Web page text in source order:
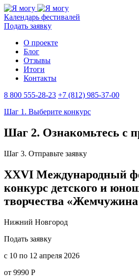
Календарь фестивалей
Подать заявку
О проекте
Блог
Отзывы
Итоги
Контакты
8 800 555-28-23 +7 (812) 985-37-00
Шаг 1. Выберите конкурс
Шаг 2. Ознакомьтесь с
Шаг 3. Отправьте заявку
XXVI Международный
конкурс детского и
творчества
Нижний Новгород
Подать заявку
c 10 по 12 апреля 2026
от 9990 Р